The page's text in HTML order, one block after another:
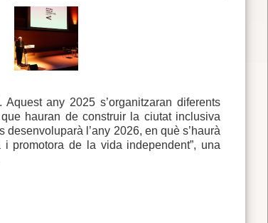
any 2025 s’organitzaran diferents
hauran de construir la ciutat inclusiva
l’any 2026, en què s’haurà
promotora de la vida independent”, una